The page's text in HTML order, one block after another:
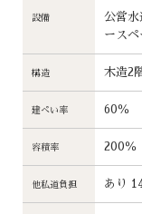
設備
公営水
ース
構造 木造2
建ぺい率 60％
容積率 200％
他私道負担 あり